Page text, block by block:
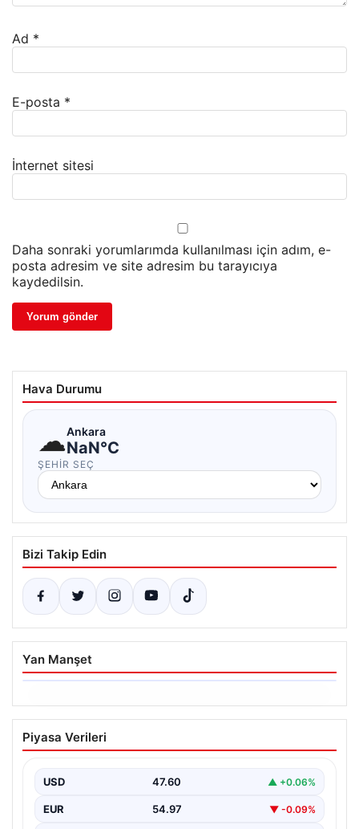
Ad *
E-posta *
İnternet sitesi
Daha sonraki yorumlarımda kullanılması için adım, e-
posta adresim ve site adresim bu tarayıcıya
kaydedilsin.
Hava Durumu
☁Ankara
NaN°C
ŞEHIR SEÇ
Bizi Takip Edin
Yan Manşet
06.08.2026
Ertuğrul Özkök’ün Hakaret İddialarına
İfade Verme Süreci
Cumhurbaşkanına hakaret iddialarıyla yürütülen
soruşturma kapsamında İstanbul Adalet…
Piyasa Verileri
USD 47.60 ▲ +0.06%
EUR 54.97 ▼ -0.09%